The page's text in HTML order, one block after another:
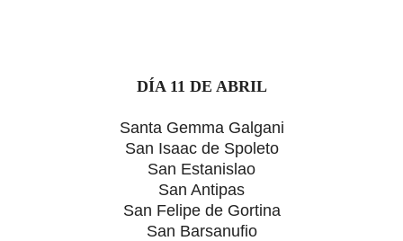
DÍA 11 DE ABRIL
Santa Gemma Galgani
San Isaac de Spoleto
San Estanislao
San Antipas
San Felipe de Gortina
San Barsanufio